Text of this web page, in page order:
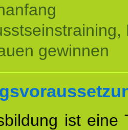
gewinnen
ist eine